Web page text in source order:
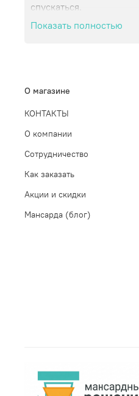
спускаться.
Показать полностью
О магазине
КОНТАКТЫ
О компании
Сотрудничество
Как заказать
Акции и скидки
Мансарда (блог)